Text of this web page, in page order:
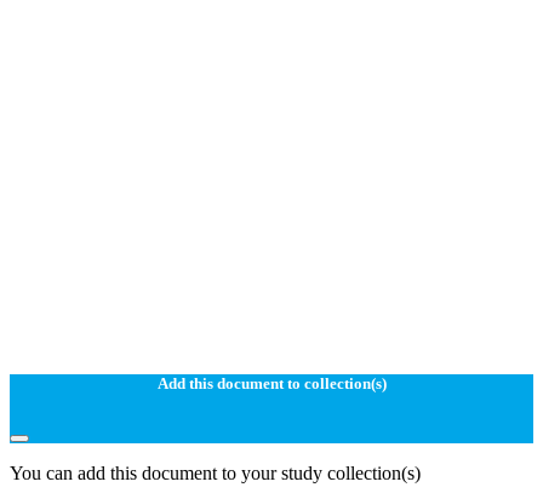
Add this document to collection(s)
You can add this document to your study collection(s)